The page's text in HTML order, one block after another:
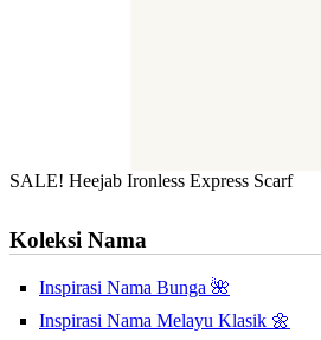
SALE! Heejab Ironless Express Scarf
Koleksi Nama
Inspirasi Nama Bunga 🌺
Inspirasi Nama Melayu Klasik 🌼